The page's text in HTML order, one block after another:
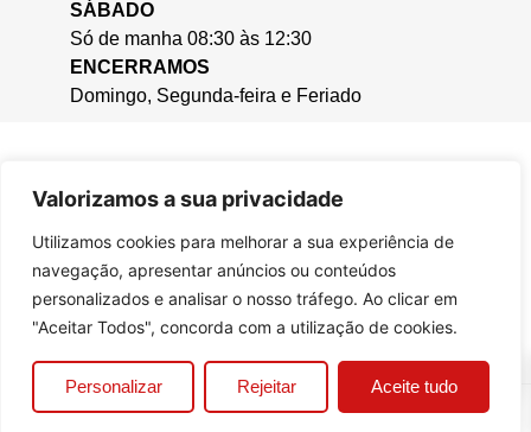
Valorizamos a sua privacidade
Utilizamos cookies para melhorar a sua experiência de
navegação, apresentar anúncios ou conteúdos
personalizados e analisar o nosso tráfego. Ao clicar em
"Aceitar Todos", concorda com a utilização de cookies.
Personalizar Rejeitar Aceite tudo
SÁBADO
Só de manha 08:30 às 12:30
ENCERRAMOS
Domingo, Segunda-feira e Feriado
© 2025, Casa da Cera.